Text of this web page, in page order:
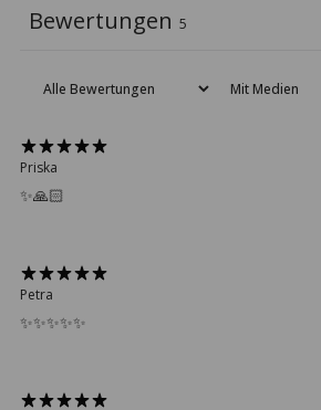
Bewertungen 5
Mit Medien
Priska
✨🙏🏻
Petra
✨✨✨✨✨